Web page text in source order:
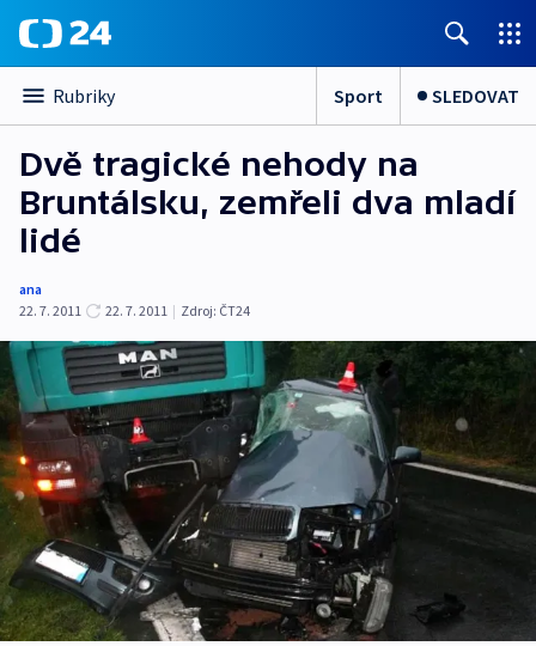
Rubriky Sport SLEDOVAT
Dvě tragické nehody na
Bruntálsku, zemřeli dva mladí
lidé
ana
22. 7. 2011
22. 7. 2011 | Zdroj: ČT24